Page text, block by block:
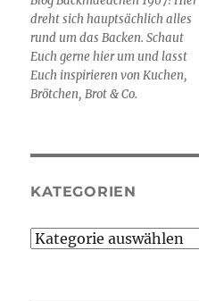
dreht sich hauptsächlich alles
rund um das Backen. Schaut
Euch gerne hier um und lasst
Euch inspirieren von Kuchen,
Brötchen, Brot & Co.
KATEGORIEN
Kategorien